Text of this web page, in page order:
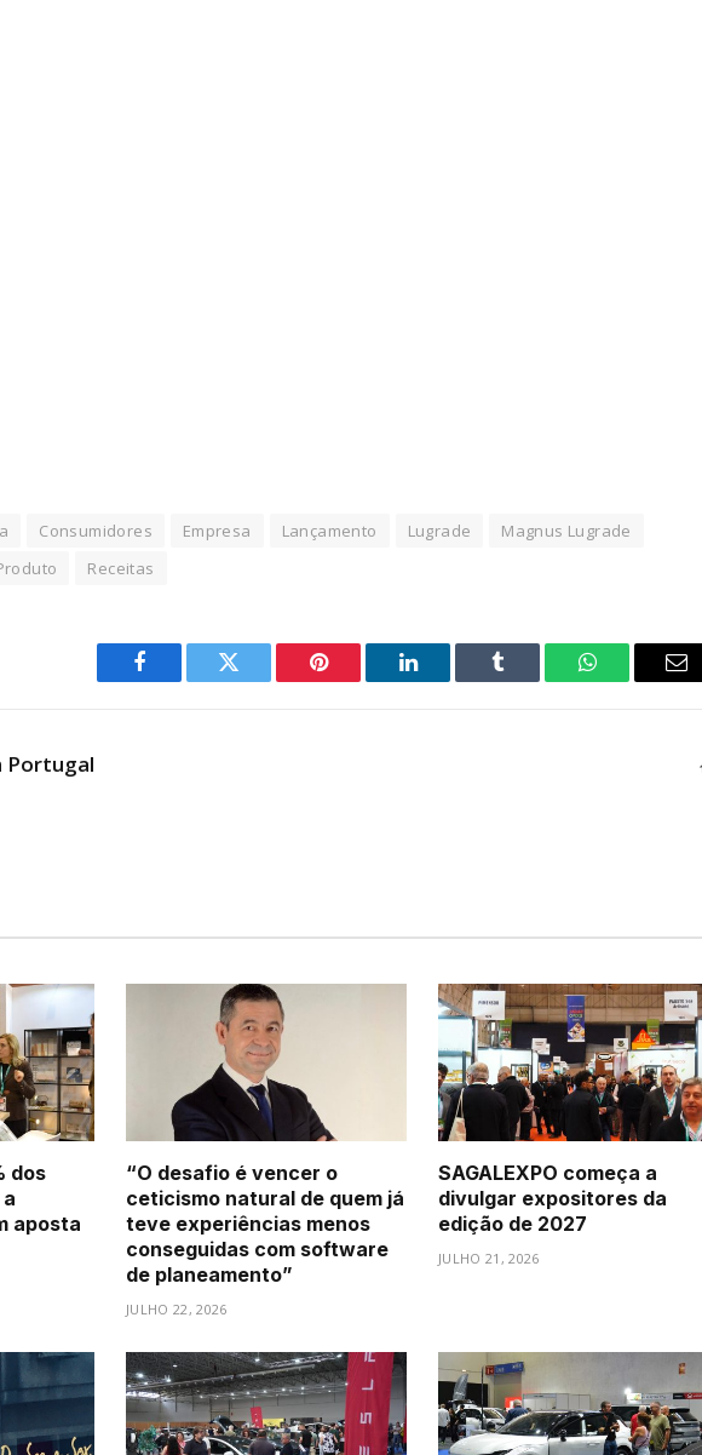
Consumidores Empresa Lançamento Lugrade
Magnus Lugrade
Receitas
Facebook Twitter Pinterest LinkedIn Tumblr WhatsApp
Portugal
dos
aposta
“O desafio é vencer o
ceticismo natural de quem já
teve experiências menos
conseguidas com software
de planeamento”
JULHO 22, 2026
SAGALEXPO começa a
divulgar expositores da
edição de 2027
JULHO 21, 2026